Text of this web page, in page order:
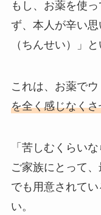
もし、お薬を使
ず、本人が辛い
（ちんせい）」
これは、お薬でウ
を全く感じなく
「苦しむくらい
ご家族にとって
でも用意されて
い。